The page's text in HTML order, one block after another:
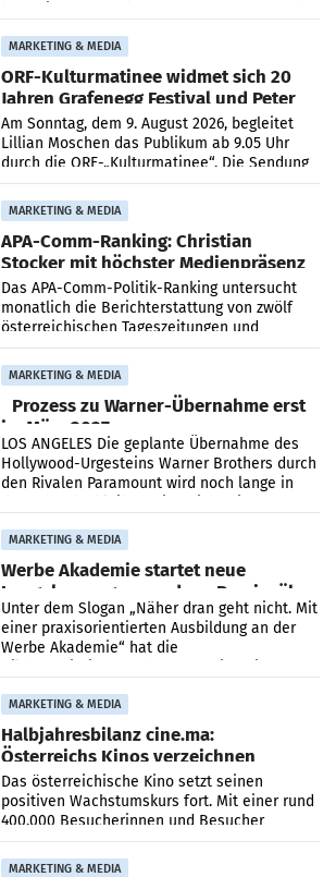
MARKETING & MEDIA
ORF-Kulturmatinee widmet sich 20
Jahren Grafenegg Festival und Peter
Simonischek
Am Sonntag, dem 9. August 2026, begleitet
Lillian Moschen das Publikum ab 9.05 Uhr
durch die ORF-„Kulturmatinee“. Die Sendung
startet mit der Dokumentation „20 Jahre
Grafenegg
MARKETING & MEDIA
APA-Comm-Ranking: Christian
Stocker mit höchster Medienpräsenz
im Juli
Das APA-Comm-Politik-Ranking untersucht
monatlich die Berichterstattung von zwölf
österreichischen Tageszeitungen und
analysiert, welche Politikerinnen und
Politiker Österreichs die
MARKETING & MEDIA
Prozess zu Warner-Übernahme erst
im März 2027
LOS ANGELES Die geplante Übernahme des
Hollywood-Urgesteins Warner Brothers durch
den Rivalen Paramount wird noch lange in
MARKETING & MEDIA
Werbe Akademie startet neue
Imagekampagne rund um Praxisnähe
Unter dem Slogan „Näher dran geht nicht. Mit
einer praxisorientierten Ausbildung an der
Werbe Akademie“ hat die
MARKETING & MEDIA
Halbjahresbilanz cine.ma:
Österreichs Kinos verzeichnen
400.000 Besucher mehr
Das österreichische Kino setzt seinen
positiven Wachstumskurs fort. Mit einer rund
400.000 Besucherinnen und Besucher
höheren Nettoreichweite im ersten Halbjahr
2026 gegenüber dem
MARKETING & MEDIA